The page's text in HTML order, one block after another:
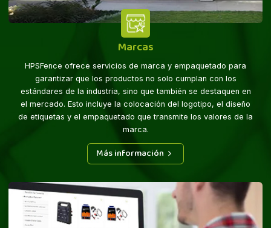
Marcas
HPSFence ofrece servicios de marca y empaquetado para
garantizar que los productos no solo cumplan con los
estándares de la industria, sino que también se destaquen en
el mercado. Esto incluye la colocación del logotipo, el diseño
de etiquetas y el empaquetado que transmite los valores de la
marca.
Más información